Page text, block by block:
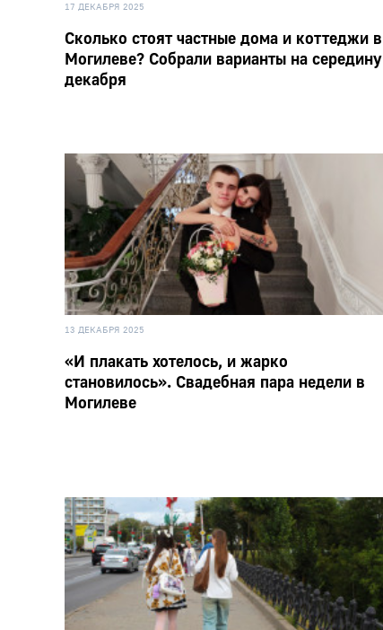
17 ДЕКАБРЯ 2025
Сколько стоят частные дома и коттеджи в
Могилеве? Собрали варианты на середину
декабря
13 ДЕКАБРЯ 2025
«И плакать хотелось, и жарко
становилось». Свадебная пара недели в
Могилеве